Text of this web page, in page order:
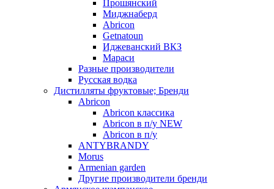
Прошянский
Миджнаберд
Abricon
Getnatoun
Иджеванский ВКЗ
Мараси
Разные производители
Русская водка
Дистилляты фруктовые; Бренди
Abricon
Abricon классика
Abricon в п/у NEW
Abricon в п/у
ANTYBRANDY
Morus
Armenian garden
Другие производители бренди